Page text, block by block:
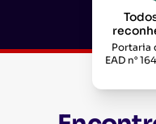
Portaria
EAD n°